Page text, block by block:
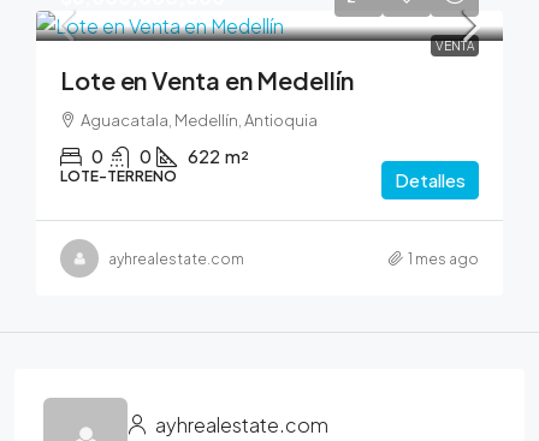
VENTA
Lote en Venta en Medellín
Aguacatala, Medellín, Antioquia
0 0 622 m²
LOTE-TERRENO Detalles
ayhrealestate.com 1 mes ago
ayhrealestate.com